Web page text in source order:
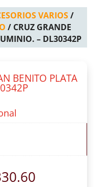
VARIOS/
/ CRUZ GRANDE
– DL30342P
BENITO PLATA